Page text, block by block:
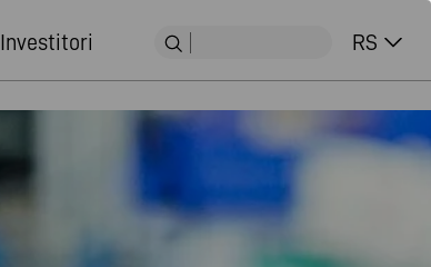
Investitori RS